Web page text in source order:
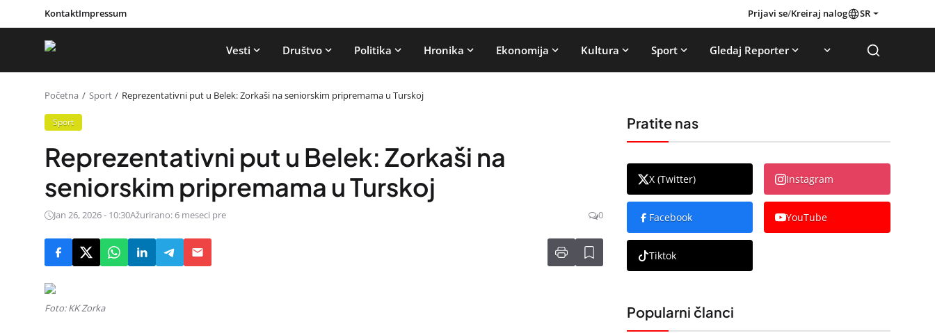
KontaktImpressum Prijavi se/Kreiraj nalog SR
Vesti Društvo Politika Hronika Ekonomija Kultura Sport Gledaj Reporter
Početna Sport Reprezentativni put u Belek: Zorkaši na seniorskim pripremama u Turskoj
Sport
Reprezentativni put u Belek: Zorkaši na
seniorskim pripremama u Turskoj
Jan 26, 2026 - 10:30Ažurirano: 6 meseci pre 0
Foto: KK Zorka
Pratite nas
X (Twitter) Instagram
Facebook YouTube
Tiktok
Popularni članci